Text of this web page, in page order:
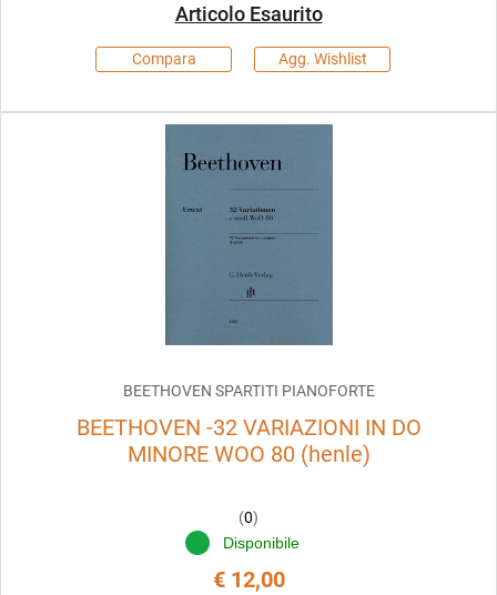
Articolo Esaurito
Compara Agg. Wishlist
BEETHOVEN SPARTITI PIANOFORTE
BEETHOVEN -32 VARIAZIONI IN DO
MINORE WOO 80 (henle)
(0)
Disponibile
€ 12,00